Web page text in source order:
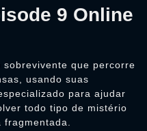
9 Online
que percorre
usando suas
para ajudar
todo tipo de mistério
fragmentada.